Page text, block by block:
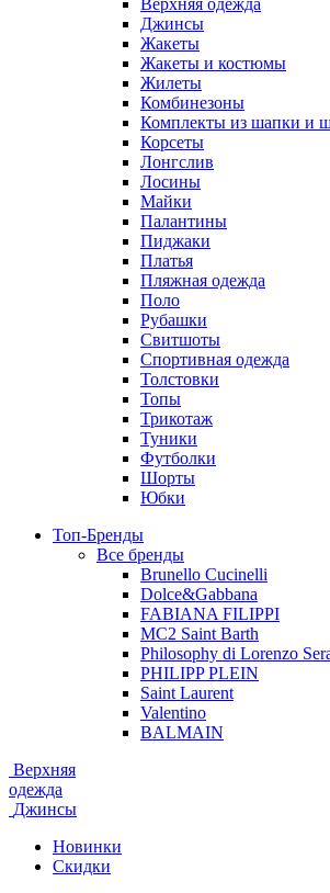
Верхняя одежда
Джинсы
Жакеты
Жакеты и костюмы
Жилеты
Комбинезоны
Комплекты из шапки и
Корсеты
Лонгслив
Лосины
Майки
Палантины
Пиджаки
Платья
Пляжная одежда
Поло
Рубашки
Свитшоты
Спортивная одежда
Толстовки
Топы
Трикотаж
Туники
Футболки
Шорты
Юбки
Топ-Бренды
Все бренды
Brunello Cucinelli
Dolce&Gabbana
FABIANA FILIPPI
MC2 Saint Barth
Philosophy di Lorenzo
PHILIPP PLEIN
Saint Laurent
Valentino
BALMAIN
Верхняя
одежда
Джинсы
Новинки
Скидки